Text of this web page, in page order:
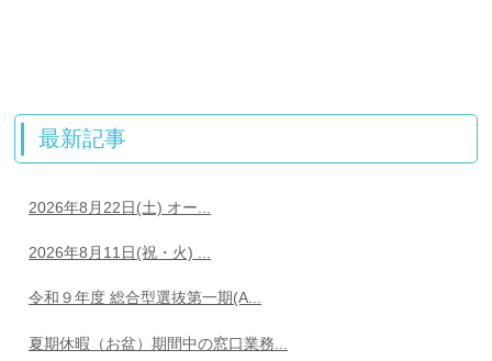
最新記事
2026年8月22日(土) オー...
2026年8月11日(祝・火) ...
令和９年度 総合型選抜第一期(A...
夏期休暇（お盆）期間中の窓口業務...